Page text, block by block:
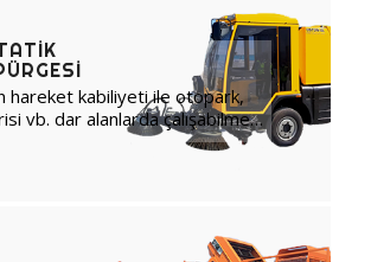
hareket kabiliyeti ile otopark,
vb. dar alanlarda çalışabilme…